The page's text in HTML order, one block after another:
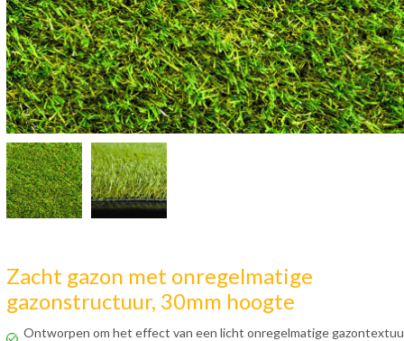
Zacht gazon met onregelmatige
gazonstructuur, 30mm hoogte
Ontworpen om het effect van een licht onregelmatige